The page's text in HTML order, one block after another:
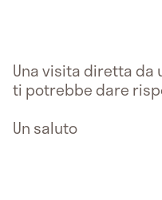
Una visita diretta
ti potrebbe dare
Un saluto